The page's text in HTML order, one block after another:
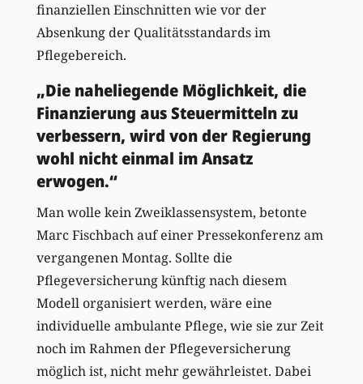
finanziellen Einschnitten wie vor der
Absenkung der Qualitätsstandards im
Pflegebereich.
„Die naheliegende Möglichkeit, die
Finanzierung aus Steuermitteln zu
verbessern, wird von der Regierung
wohl nicht einmal im Ansatz
erwogen.“
Man wolle kein Zweiklassensystem, betonte
Marc Fischbach auf einer Pressekonferenz am
vergangenen Montag. Sollte die
Pflegeversicherung künftig nach diesem
Modell organisiert werden, wäre eine
individuelle ambulante Pflege, wie sie zur Zeit
noch im Rahmen der Pflegeversicherung
möglich ist, nicht mehr gewährleistet. Dabei